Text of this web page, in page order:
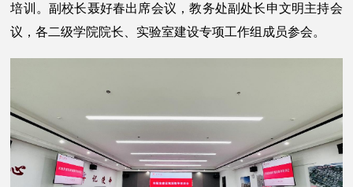
培训。副校长聂好春出席会议，教务处副处长申文明主持会
议，各二级学院院长、实验室建设专项工作组成员参会。